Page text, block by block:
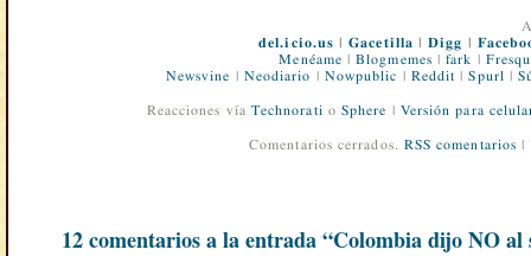
del.icio.us |Gacetilla |Digg |
Menéame |Blogmemes |fark |
Newsvine | Neodiario | Nowpublic | Reddit |Spurl |
Reacciones vía Technorati o Sphere | Versión para
Comentarios cerrados. RSS comentarios |
12 comentarios a la entrada “Colombia dijo NO al